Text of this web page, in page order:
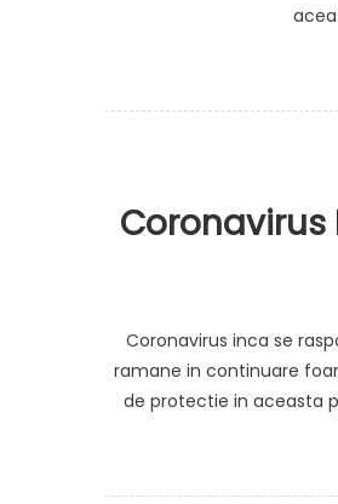
Coronavirus
Coronavirus inca se
ramane in continuare
de protectie in aceasta